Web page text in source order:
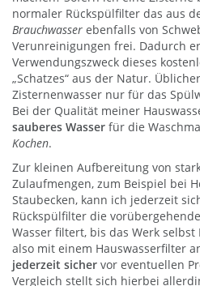
normaler Rückspülfilter das aus
Brauchwasser ebenfalls von
Verunreinigungen frei. Dadurch
Verwendungszweck dieses
„Schatzes“ aus der Natur.
Zisternenwasser nur für das
Bei der Qualität meiner
sauberes Wasser für die
Kochen.
Zur kleinen Aufbereitung von
Zulaufmengen, zum Beispiel bei
Staubecken, kann ich jederzeit
Rückspülfilter die
Wasser filtert, bis das Werk
also mit einem Hauswasserfilter
jederzeit sicher vor eventuellen
Vergleich stellt sich hierbei